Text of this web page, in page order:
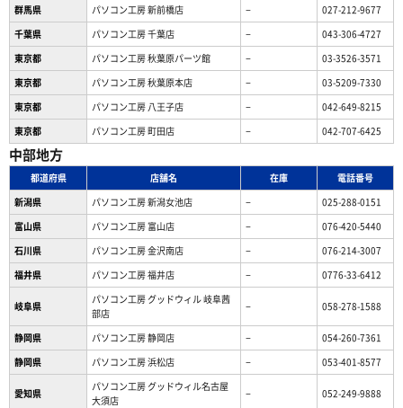
群馬県
パソコン工房 新前橋店 −
027-212-9677
千葉県
パソコン工房 千葉店 −
043-306-4727
東京都
パソコン工房 秋葉原パーツ館 −
03-3526-3571
東京都
パソコン工房 秋葉原本店 −
03-5209-7330
東京都
パソコン工房 八王子店 −
042-649-8215
東京都
パソコン工房 町田店 − 042-707-6425
中部地方
都道府県 店舗名 在庫
電話番号
新潟県
パソコン工房 新潟女池店 −
025-288-0151
富山県
パソコン工房 富山店 −
076-420-5440
石川県
パソコン工房 金沢南店 −
076-214-3007
福井県
パソコン工房 福井店 − 0776-33-6412
岐阜県
パソコン工房 グッドウィル 岐阜茜
部店
− 058-278-1588
静岡県 パソコン工房 静岡店 −
054-260-7361
静岡県
パソコン工房 浜松店 − 053-401-8577
愛知県
パソコン工房 グッドウィル名古屋
大須店
− 052-249-9888